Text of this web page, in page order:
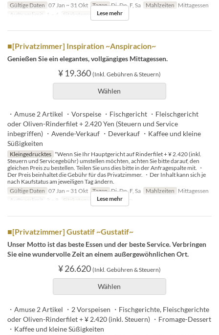
Gültige Daten 07 Jan ~ 31 Okt Tagen Di, Do, F, Sa Mahlzeiten Mittagessen
Auftragslimit
1 ~ 4 Sitzkategorie Schalter
Lese mehr
■[Privatzimmer] Inspiration ~Anspiracion~
Genießen Sie ein elegantes, vollgängiges Mittagessen.
¥ 19.360 (Inkl. Gebühren & Steuern)
Wählen
・Amuse 2 Artikel ・Vorspeise ・Fischgericht ・Fleischgericht
oder Oliven-Rinderfilet + 2.420 Yen (Steuern und Service
inbegriffen) ・Avende-Verkauf ・Deverkauf ・Kaffee und kleine
Süßigkeiten
Kleingedrucktes *Wenn Sie Ihr Hauptgericht auf Rinderfilet + ¥ 2.420 (inkl.
Steuern und Servicegebühr) umstellen möchten, achten Sie bitte darauf, den
gleichen Preis zu bestellen. Teilen Sie uns dies bitte in der Anfragespalte mit. ・
Der Preis beinhaltet die Gebühr für das Privatzimmer. ・Der Inhalt kann sich je
nach Kaufstatus am jeweiligen Tag ändern.
Gültige Daten 07 Jan ~ 31 Okt Tagen Di, Do, F, Sa Mahlzeiten Mittagessen
Auftragslimit
2 ~ 8 Sitzkategorie Private room
Lese mehr
■[Privatzimmer] Gustatif ~Gustatif~
Unser Motto ist das beste Essen und der beste Service. Verbringen
Sie eine wundervolle Zeit an einem außergewöhnlichen Ort.
¥ 26.620 (Inkl. Gebühren & Steuern)
Wählen
・Amuse 2 Artikel ・2 Vorspeisen ・Fischgerichte, Fleischgerichte
oder Oliven-Rinderfilet + ¥ 2.420 (inkl. Steuern) ・Fromage-Dessert
・Kaffee und kleine Süßigkeiten